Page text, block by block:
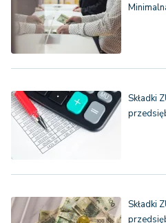
Składki
Składki